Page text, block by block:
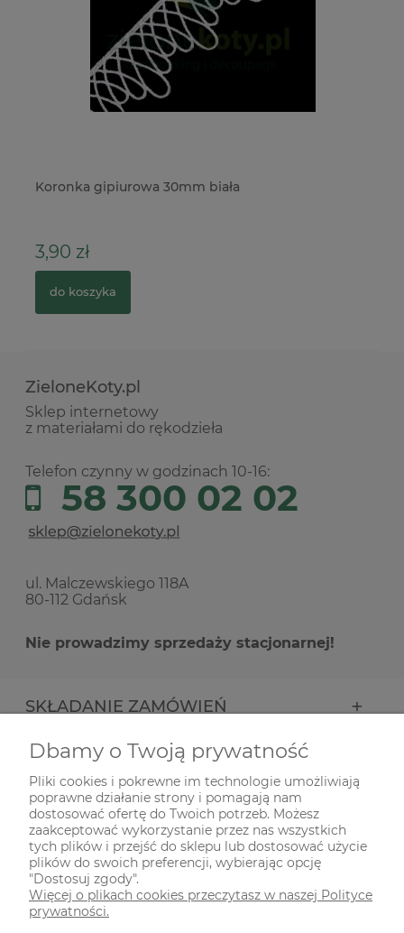
Koronka gipiurowa 30mm biała
3,90 zł
do koszyka
ZieloneKoty.pl
Sklep internetowy
z materiałami do rękodzieła
Telefon czynny w godzinach 10-16:
58 300 02 02
ul. Malczewskiego 118A
80-112 Gdańsk
Nie prowadzimy sprzedaży stacjonarnej!
SKŁADANIE ZAMÓWIEŃ
INFORMACJE
ODWIEDŹ NAS NA
Dbamy o Twoją prywatność
Pliki cookies i pokrewne im technologie umożliwiają
poprawne działanie strony i pomagają nam
dostosować ofertę do Twoich potrzeb. Możesz
zaakceptować wykorzystanie przez nas wszystkich
tych plików i przejść do sklepu lub dostosować użycie
plików do swoich preferencji, wybierając opcję
"Dostosuj zgody".
Więcej o plikach cookies przeczytasz w naszej Polityce
prywatności.